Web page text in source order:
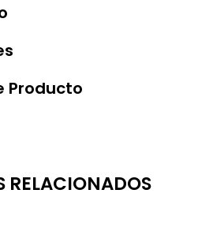
Producto
RELACIONADOS